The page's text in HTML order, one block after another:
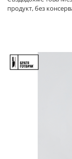
продукт, без